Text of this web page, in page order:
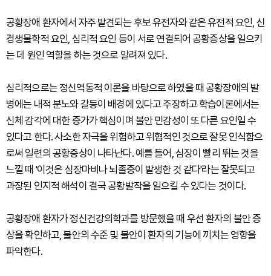
공황장애 환자에서 자주 발견되는 후보 유전자와 같은 유전적 요인, 신
경생물학적 요인, 심리적 요인 등이 서로 연결되어 공황증상을 일으키
는 데 원인 역할을 하는 것으로 알려져 있다.
심리적으로는 정신역동적 이론을 바탕으로 하였을 때 공황장애의 발
병에는 내적 분노와 갈등이 배경에 있다고 주장하고 학습이론에서는
신체 감각에 대한 증가가 핵심이며 불안 민감성이 또 다른 요인일 수
있다고 한다. 사소한 자극을 위험하고 위협적인 것으로 잘못 인식함으
로써 일련의 공황증상이 나타난다. 예를 들어, 심장이 빨리 뛰는 것을
느낄 때 '이것은 심장마비나 뇌졸중이 발생한 것 같다'라는 잘못되고
과장된 인지적 해석이 결국 공황발작을 일으킬 수 있다는 것이다.
공황장애 환자가 정신건강의학과를 방문했을 때 우선 환자의 불안 증
상을 확인하고, 불안의 수준 및 불안이 환자의 기능에 끼치는 영향을
파악한다.